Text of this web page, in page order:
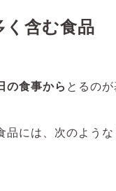
含む食品
の食事から とるのが
品には、次のような